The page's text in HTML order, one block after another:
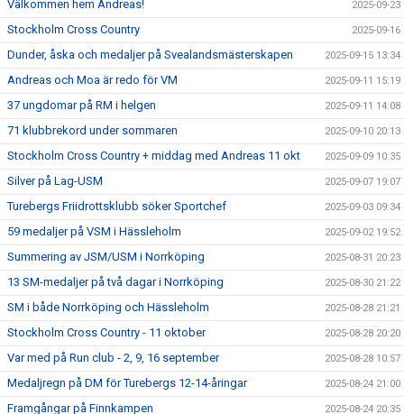
Välkommen hem Andreas! 2025-09-23
Stockholm Cross Country 2025-09-16
Dunder, åska och medaljer på Svealandsmästerskapen 2025-09-15 13:34
Andreas och Moa är redo för VM 2025-09-11 15:19
37 ungdomar på RM i helgen 2025-09-11 14:08
71 klubbrekord under sommaren 2025-09-10 20:13
Stockholm Cross Country + middag med Andreas 11 okt 2025-09-09 10:35
Silver på Lag-USM 2025-09-07 19:07
Turebergs Friidrottsklubb söker Sportchef 2025-09-03 09:34
59 medaljer på VSM i Hässleholm 2025-09-02 19:52
Summering av JSM/USM i Norrköping 2025-08-31 20:23
13 SM-medaljer på två dagar i Norrköping 2025-08-30 21:22
SM i både Norrköping och Hässleholm 2025-08-28 21:21
Stockholm Cross Country - 11 oktober 2025-08-28 20:20
Var med på Run club - 2, 9, 16 september 2025-08-28 10:57
Medaljregn på DM för Turebergs 12-14-åringar 2025-08-24 21:00
Framgångar på Finnkampen 2025-08-24 20:35